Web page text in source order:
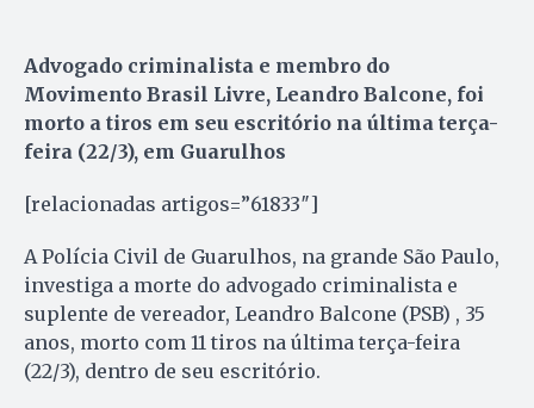
Advogado criminalista e membro do
Movimento Brasil Livre, Leandro Balcone, foi
morto a tiros em seu escritório na última terça-
feira (22/3), em Guarulhos
[relacionadas artigos=”61833″]
A Polícia Civil de Guarulhos, na grande São Paulo,
investiga a morte do advogado criminalista e
suplente de vereador, Leandro Balcone (PSB) , 35
anos, morto com 11 tiros na última terça-feira
(22/3), dentro de seu escritório.